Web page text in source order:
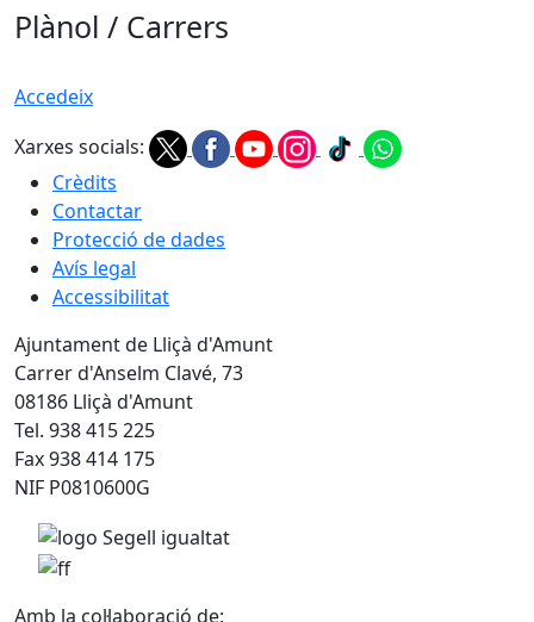
Plànol / Carrers
Accedeix
Xarxes socials:
Crèdits
Contactar
Protecció de dades
Avís legal
Accessibilitat
Ajuntament de Lliçà d'Amunt
Carrer d'Anselm Clavé, 73
08186 Lliçà d'Amunt
Tel. 938 415 225
Fax 938 414 175
NIF P0810600G
Amb la col·laboració de: